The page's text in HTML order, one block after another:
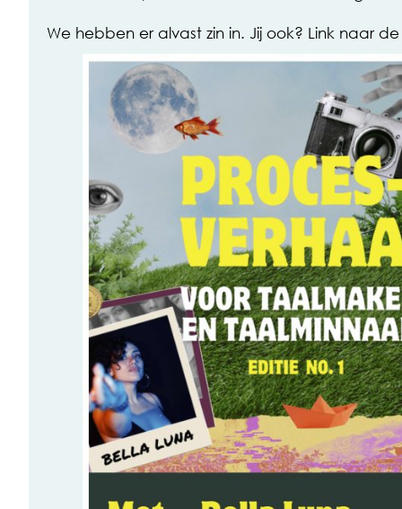
We hebben er alvast zin in. Jij ook? Link naar